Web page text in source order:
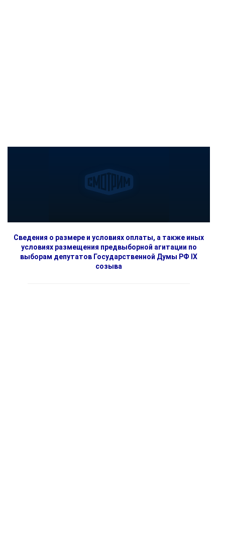
Сведения о размере и условиях оплаты, а также иных
условиях размещения предвыборной агитации по
выборам депутатов Государственной Думы РФ IX
созыва